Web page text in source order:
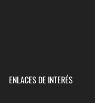
ENLACES DE INTERÉS